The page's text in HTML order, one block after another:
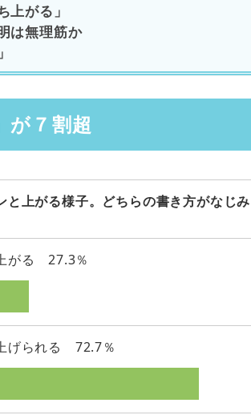
上がる」
は無理筋か
が７割超
と上がる様子。どちらの書き方がなじ
がる 27.3％
げられる 72.7％